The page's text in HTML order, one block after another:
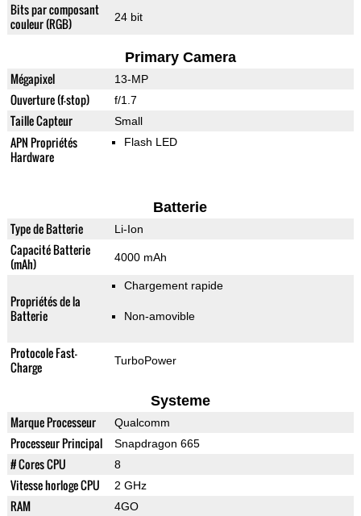
Bits par composant
couleur (RGB)
24 bit
Primary Camera
Mégapixel 13-MP
Ouverture (f-stop) f/1.7
Taille Capteur Small
APN Propriétés
Hardware
Flash LED
Batterie
Type de Batterie Li-Ion
Capacité Batterie
(mAh)
4000 mAh
Propriétés de la
Batterie
Chargement rapide
Non-amovible
Protocole Fast-
Charge
TurboPower
Systeme
Marque Processeur Qualcomm
Processeur Principal Snapdragon 665
# Cores CPU 8
Vitesse horloge CPU 2 GHz
RAM 4GO